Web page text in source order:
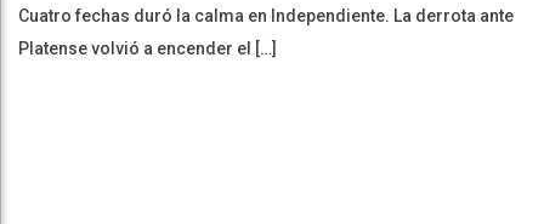
Cuatro fechas duró la calma en Independiente. La derrota ante
Platense volvió a encender el […]